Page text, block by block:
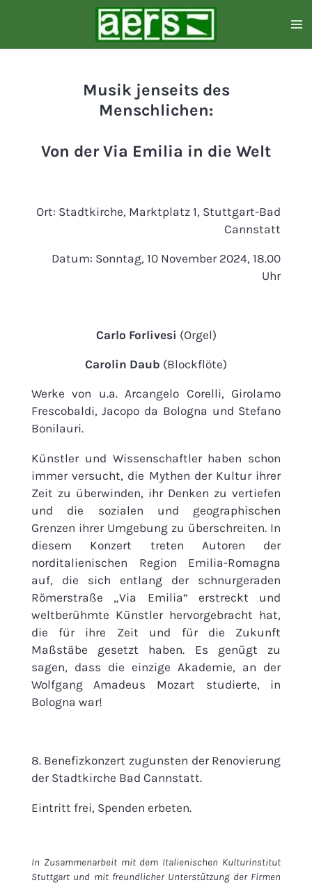
springen
Musik jenseits des
Menschlichen:
Von der Via Emilia in die Welt
Ort: Stadtkirche, Marktplatz 1, Stuttgart-Bad
Cannstatt
Datum: Sonntag, 10 November 2024, 18.00
Uhr
Carlo Forlivesi (Orgel)
Carolin Daub (Blockflöte)
Werke von u.a. Arcangelo Corelli, Girolamo
Frescobaldi, Jacopo da Bologna und Stefano
Bonilauri.
Künstler und Wissenschaftler haben schon
immer versucht, die Mythen der Kultur ihrer
Zeit zu überwinden, ihr Denken zu vertiefen
und die sozialen und geographischen
Grenzen ihrer Umgebung zu überschreiten. In
diesem Konzert treten Autoren der
norditalienischen Region Emilia-Romagna
auf, die sich entlang der schnurgeraden
Römerstraße „Via Emilia“ erstreckt und
weltberühmte Künstler hervorgebracht hat,
die für ihre Zeit und für die Zukunft
Maßstäbe gesetzt haben. Es genügt zu
sagen, dass die einzige Akademie, an der
Wolfgang Amadeus Mozart studierte, in
Bologna war!
8. Benefizkonzert zugunsten der Renovierung
der Stadtkirche Bad Cannstatt.
Eintritt frei, Spenden erbeten.
In Zusammenarbeit mit dem Italienischen Kulturinstitut
Stuttgart und mit freundlicher Unterstützung der Firmen